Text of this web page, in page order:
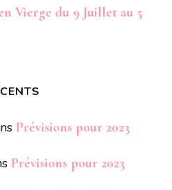
Vierge du 9 Juillet au 5
Prévisions pour 2023
Prévisions pour 2023